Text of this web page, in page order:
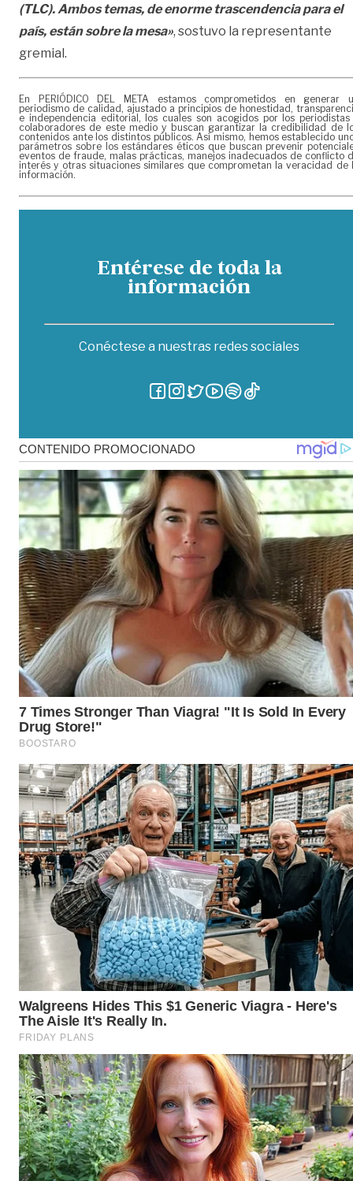
(TLC). Ambos temas, de enorme trascendencia para el
país, están sobre la mesa», sostuvo la representante
gremial.
En PERIÓDICO DEL META estamos comprometidos en generar
periodismo de calidad, ajustado a principios de honestidad,
e independencia editorial, los cuales son acogidos por los periodistas
colaboradores de este medio y buscan garantizar la credibilidad de
contenidos ante los distintos públicos. Así mismo, hemos establecido
parámetros sobre los estándares éticos que buscan prevenir
eventos de fraude, malas prácticas, manejos inadecuados de conflicto
interés y otras situaciones similares que comprometan la veracidad de
información.
Entérese de toda la
información
Conéctese a nuestras redes sociales